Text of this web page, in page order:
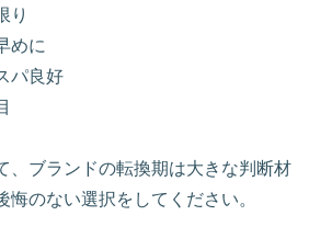
り
めに
パ良好
、ブランドの転換期は大きな判断材
悔のない選択をしてください。